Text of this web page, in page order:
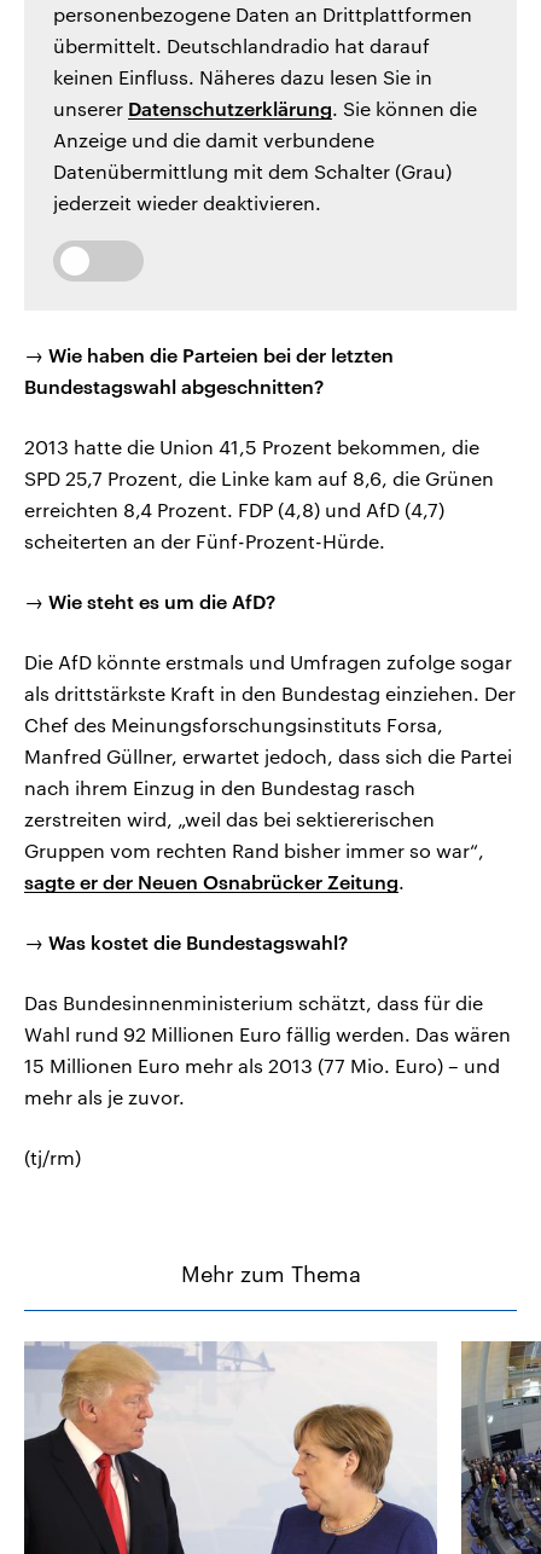
personenbezogene Daten an Drittplattformen
übermittelt. Deutschlandradio hat darauf
keinen Einfluss. Näheres dazu lesen Sie in
unserer Datenschutzerklärung. Sie können die
Anzeige und die damit verbundene
Datenübermittlung mit dem Schalter (Grau)
jederzeit wieder deaktivieren.
→ Wie haben die Parteien bei der letzten
Bundestagswahl abgeschnitten?
2013 hatte die Union 41,5 Prozent bekommen, die
SPD 25,7 Prozent, die Linke kam auf 8,6, die Grünen
erreichten 8,4 Prozent. FDP (4,8) und AfD (4,7)
scheiterten an der Fünf-Prozent-Hürde.
→ Wie steht es um die AfD?
Die AfD könnte erstmals und Umfragen zufolge sogar
als drittstärkste Kraft in den Bundestag einziehen. Der
Chef des Meinungsforschungsinstituts Forsa,
Manfred Güllner, erwartet jedoch, dass sich die Partei
nach ihrem Einzug in den Bundestag rasch
zerstreiten wird, „weil das bei sektiererischen
Gruppen vom rechten Rand bisher immer so war“,
sagte er der Neuen Osnabrücker Zeitung.
→ Was kostet die Bundestagswahl?
Das Bundesinnenministerium schätzt, dass für die
Wahl rund 92 Millionen Euro fällig werden. Das wären
15 Millionen Euro mehr als 2013 (77 Mio. Euro) – und
mehr als je zuvor.
(tj/rm)
Mehr zum Thema